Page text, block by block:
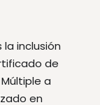
inclusión
de
a
en